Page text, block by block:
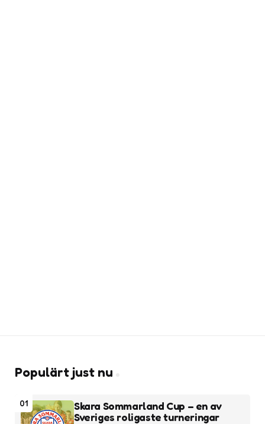
Populärt just nu
01
Skara Sommarland Cup – en av
Sveriges roligaste turneringar